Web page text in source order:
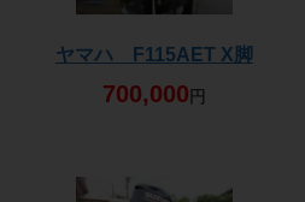
ヤマハ F115AET X脚
700,000 円